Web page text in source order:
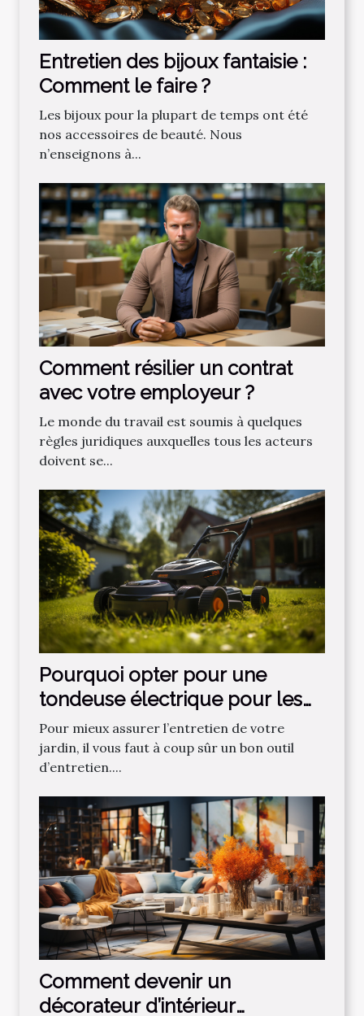
Entretien des bijoux fantaisie :
Comment le faire ?
Les bijoux pour la plupart de temps ont été
nos accessoires de beauté. Nous
n’enseignons à...
Comment résilier un contrat
avec votre employeur ?
Le monde du travail est soumis à quelques
règles juridiques auxquelles tous les acteurs
doivent se...
Pourquoi opter pour une
tondeuse électrique pour les
gazons ?
Pour mieux assurer l’entretien de votre
jardin, il vous faut à coup sûr un bon outil
d’entretien....
Comment devenir un
décorateur d’intérieur